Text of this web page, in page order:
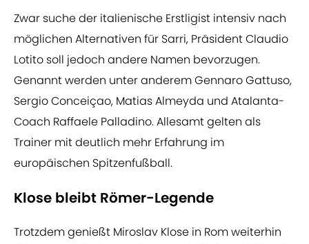
Zwar suche der italienische Erstligist intensiv nach
möglichen Alternativen für Sarri, Präsident Claudio
Lotito soll jedoch andere Namen bevorzugen.
Genannt werden unter anderem Gennaro Gattuso,
Sergio Conceiçao, Matias Almeyda und Atalanta-
Coach Raffaele Palladino. Allesamt gelten als
Trainer mit deutlich mehr Erfahrung im
europäischen Spitzenfußball.
Klose bleibt Römer-Legende
Trotzdem genießt Miroslav Klose in Rom weiterhin